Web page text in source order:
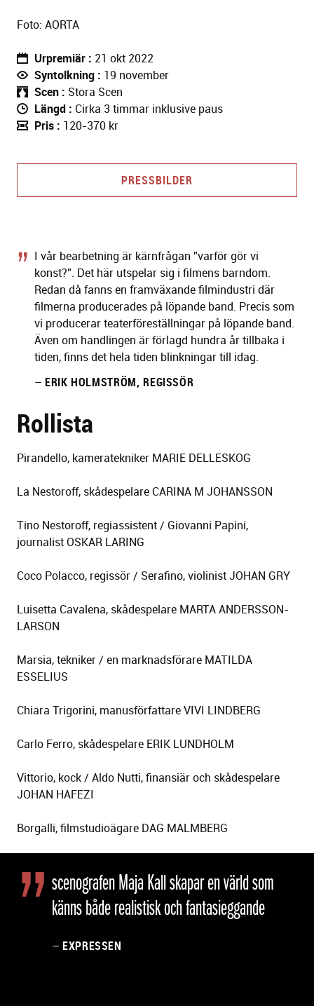
Foto: AORTA
Urpremiär
21 okt 2022
Syntolkning
19 november
Scen
Stora Scen
Längd
Cirka 3 timmar inklusive paus
Pris
120-370 kr
PRESSBILDER
I vår bearbetning är kärnfrågan ”varför gör vi
konst?”. Det här utspelar sig i filmens barndom.
Redan då fanns en framväxande filmindustri där
filmerna producerades på löpande band. Precis som
vi producerar teaterföreställningar på löpande band.
Även om handlingen är förlagd hundra år tillbaka i
tiden, finns det hela tiden blinkningar till idag.
– ERIK HOLMSTRÖM, REGISSÖR
Rollista
Pirandello, kameratekniker MARIE DELLESKOG
La Nestoroff, skådespelare CARINA M JOHANSSON
Tino Nestoroff, regiassistent / Giovanni Papini,
journalist OSKAR LARING
Coco Polacco, regissör / Serafino, violinist JOHAN GRY
Luisetta Cavalena, skådespelare MARTA ANDERSSON-
LARSON
Marsia, tekniker / en marknadsförare MATILDA
ESSELIUS
Chiara Trigorini, manusförfattare VIVI LINDBERG
Carlo Ferro, skådespelare ERIK LUNDHOLM
Vittorio, kock / Aldo Nutti, finansiär och skådespelare
JOHAN HAFEZI
Borgalli, filmstudioägare DAG MALMBERG
scenografen Maja Kall skapar en värld som
känns både realistisk och fantasieggande
– EXPRESSEN